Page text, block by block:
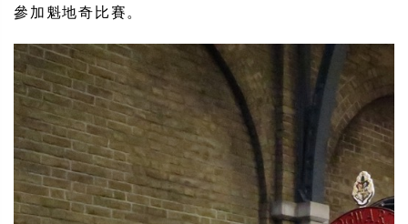
參加魁地奇比賽。